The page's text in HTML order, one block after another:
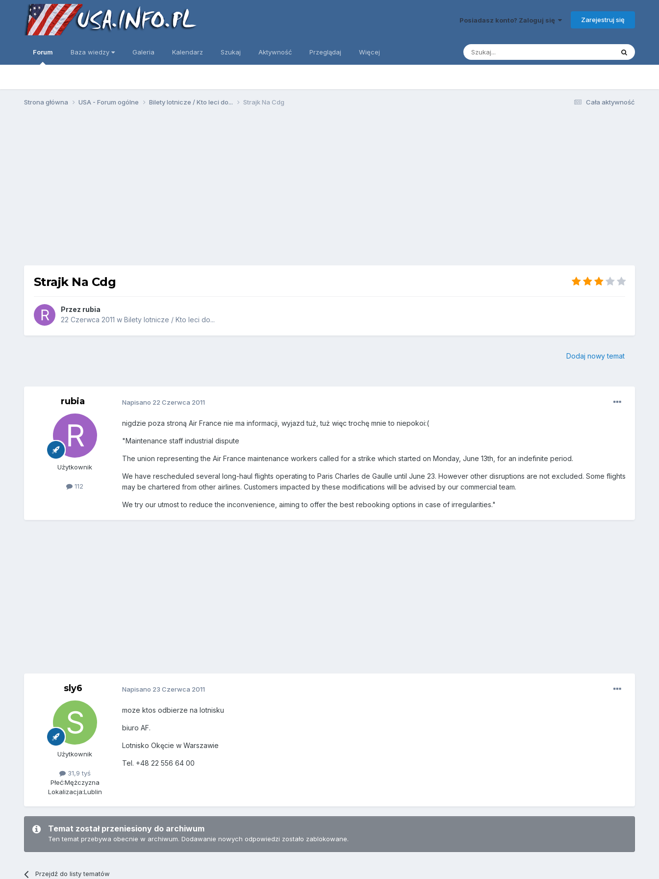
Posiadasz konto? Zaloguj się Zarejestruj się
Forum Baza wiedzy Galeria Kalendarz Szukaj Aktywność Przeglądaj Więcej
Cała aktywność
Strona główna USA - Forum ogólne Bilety lotnicze / Kto leci do... Strajk Na Cdg
Strajk Na Cdg
Przez rubia
22 Czerwca 2011 w Bilety lotnicze / Kto leci do...
Dodaj nowy temat
rubia
Użytkownik
112
Napisano 22 Czerwca 2011
nigdzie poza stroną Air France nie ma informacji, wyjazd tuż, tuż więc trochę mnie to niepokoi:(
"Maintenance staff industrial dispute
The union representing the Air France maintenance workers called for a strike which started on Monday, June 13th, for an indefinite period.
We have rescheduled several long-haul flights operating to Paris Charles de Gaulle until June 23. However other disruptions are not excluded. Some flights
may be chartered from other airlines. Customers impacted by these modifications will be advised by our commercial team.
We try our utmost to reduce the inconvenience, aiming to offer the best rebooking options in case of irregularities."
sly6
Użytkownik
31,9 tyś
Płeć:Mężczyzna
Lokalizacja:Lublin
Napisano 23 Czerwca 2011
moze ktos odbierze na lotnisku
biuro AF.
Lotnisko Okęcie w Warszawie
Tel. +48 22 556 64 00
Temat został przeniesiony do archiwum
Ten temat przebywa obecnie w archiwum. Dodawanie nowych odpowiedzi zostało zablokowane.
Przejdź do listy tematów